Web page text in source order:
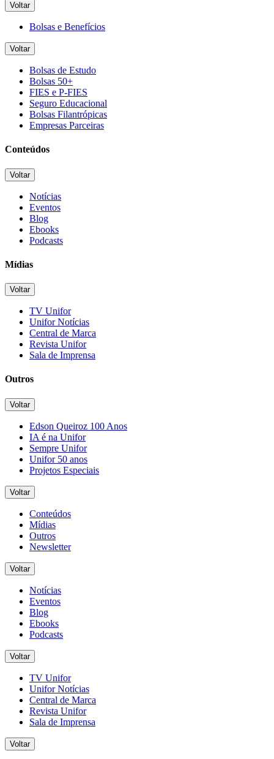
Voltar
Bolsas e Benefícios
Voltar
Bolsas de Estudo
Bolsas 50+
FIES e P-FIES
Seguro Educacional
Bolsas Filantrópicas
Empresas Parceiras
Conteúdos
Voltar
Notícias
Eventos
Blog
Ebooks
Podcasts
Mídias
Voltar
TV Unifor
Unifor Notícias
Central de Marca
Revista Unifor
Sala de Imprensa
Outros
Voltar
Edson Queiroz 100 Anos
IA é na Unifor
Sempre Unifor
Unifor 50 anos
Projetos Especiais
Voltar
Conteúdos
Mídias
Outros
Newsletter
Voltar
Notícias
Eventos
Blog
Ebooks
Podcasts
Voltar
TV Unifor
Unifor Notícias
Central de Marca
Revista Unifor
Sala de Imprensa
Voltar